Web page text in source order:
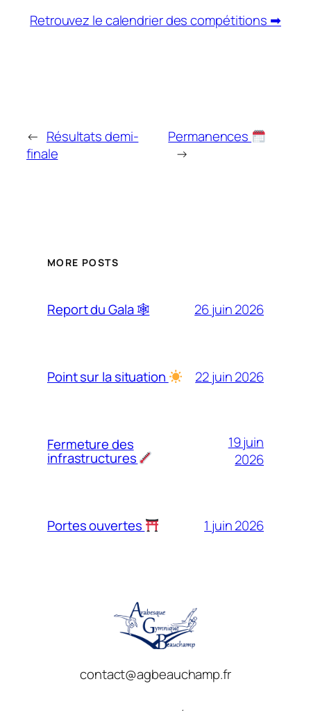
Retrouvez le calendrier des compétitions ➡
← Résultats demi-
finale
Permanences
→
MORE POSTS
Report du Gala 🕸 26 juin 2026
Point sur la situation 22 juin 2026
Fermeture des
infrastructures
19 juin
2026
Portes ouvertes 1 juin 2026
contact@agbeauchamp.fr